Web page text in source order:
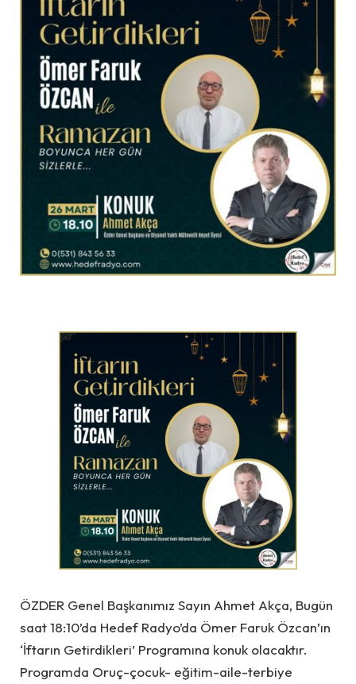
ÖZDER Genel Başkanımız Sayın Ahmet Akça, Bugün
saat 18:10’da Hedef Radyo’da Ömer Faruk Özcan’ın
‘İftarın Getirdikleri’ Programına konuk olacaktır.
Programda Oruç-çocuk- eğitim-aile-terbiye